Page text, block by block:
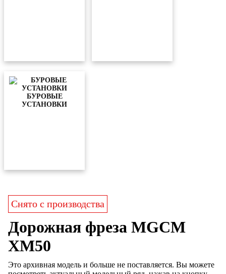
БУРОВЫЕ
УСТАНОВКИ
Снято с производства
Дорожная фреза MGCM
XM50
Это архивная модель и больше не поставляется. Вы можете